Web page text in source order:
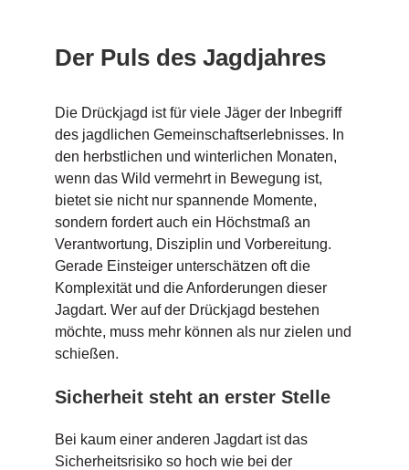
Der Puls des Jagdjahres
Die Drückjagd ist für viele Jäger der Inbegriff
des jagdlichen Gemeinschaftserlebnisses. In
den herbstlichen und winterlichen Monaten,
wenn das Wild vermehrt in Bewegung ist,
bietet sie nicht nur spannende Momente,
sondern fordert auch ein Höchstmaß an
Verantwortung, Disziplin und Vorbereitung.
Gerade Einsteiger unterschätzen oft die
Komplexität und die Anforderungen dieser
Jagdart. Wer auf der Drückjagd bestehen
möchte, muss mehr können als nur zielen und
schießen.
Sicherheit steht an erster Stelle
Bei kaum einer anderen Jagdart ist das
Sicherheitsrisiko so hoch wie bei der